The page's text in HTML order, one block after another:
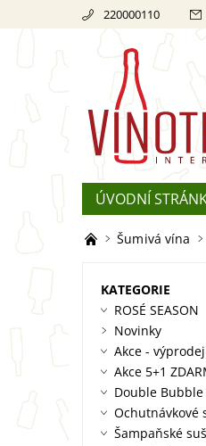
220000110
ÚVODNÍ
REKLAMACE
Šumivá vína
KATEGORIE
ROSÉ SEASON
Novinky
Akce -
Akce 5+1
Double Bubble
Ochutnávkové
Šampaňské